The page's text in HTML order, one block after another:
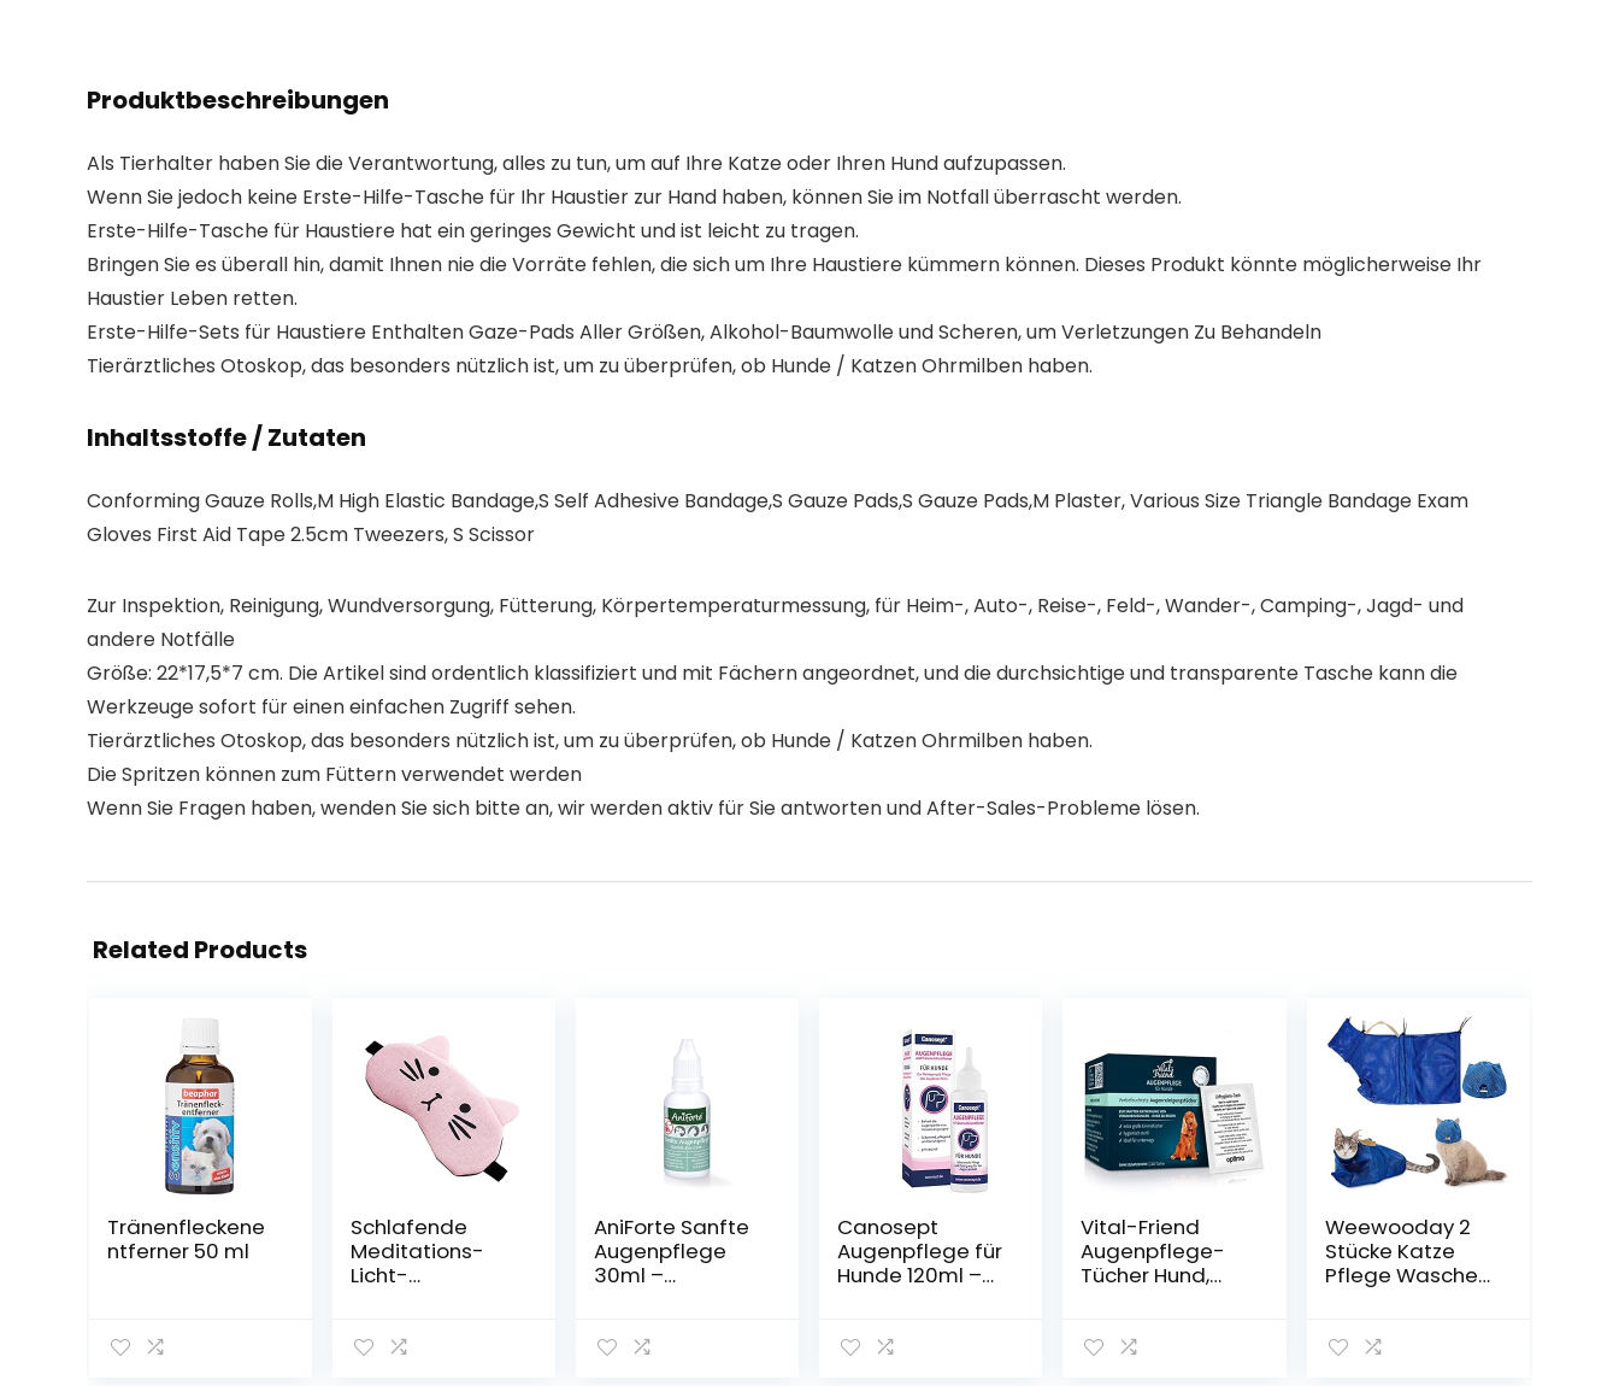
Produktbeschreibungen
Als Tierhalter haben Sie die Verantwortung, alles zu tun, um auf Ihre Katze oder Ihren Hund aufzupassen.
Wenn Sie jedoch keine Erste-Hilfe-Tasche für Ihr Haustier zur Hand haben, können Sie im Notfall überrascht werden.
Erste-Hilfe-Tasche für Haustiere hat ein geringes Gewicht und ist leicht zu tragen.
Bringen Sie es überall hin, damit Ihnen nie die Vorräte fehlen, die sich um Ihre Haustiere kümmern können. Dieses Produkt könnte möglicherweise Ihr
Haustier Leben retten.
Erste-Hilfe-Sets für Haustiere Enthalten Gaze-Pads Aller Größen, Alkohol-Baumwolle und Scheren, um Verletzungen Zu Behandeln
Tierärztliches Otoskop, das besonders nützlich ist, um zu überprüfen, ob Hunde / Katzen Ohrmilben haben.
Inhaltsstoffe / Zutaten
Conforming Gauze Rolls,M High Elastic Bandage,S Self Adhesive Bandage,S Gauze Pads,S Gauze Pads,M Plaster, Various Size Triangle Bandage Exam
Gloves First Aid Tape 2.5cm Tweezers, S Scissor
Zur Inspektion, Reinigung, Wundversorgung, Fütterung, Körpertemperaturmessung, für Heim-, Auto-, Reise-, Feld-, Wander-, Camping-, Jagd- und
andere Notfälle
Größe: 22*17,5*7 cm. Die Artikel sind ordentlich klassifiziert und mit Fächern angeordnet, und die durchsichtige und transparente Tasche kann die
Werkzeuge sofort für einen einfachen Zugriff sehen.
Tierärztliches Otoskop, das besonders nützlich ist, um zu überprüfen, ob Hunde / Katzen Ohrmilben haben.
Die Spritzen können zum Füttern verwendet werden
Wenn Sie Fragen haben, wenden Sie sich bitte an, wir werden aktiv für Sie antworten und After-Sales-Probleme lösen.
Related Products
Tränenfleckene
ntferner 50 ml
Schlafende
Meditations-
Licht-
Netter Katzen-
AniForte Sanfte
Augenpflege
30ml –
Katzen &
Canosept
Augenpflege für
Hunde 120ml –
l für den Bereich
Vital-Friend
Augenpflege-
Tücher Hund,
verpackte
Weewooday 2
Stücke Katze
Pflege Waschen
Atmungsaktiver